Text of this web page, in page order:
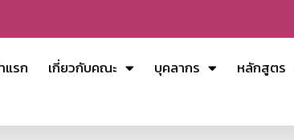
แรก เกี่ยวกับคณะ บุคลากร หลักสูตร